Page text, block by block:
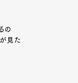
の
見た